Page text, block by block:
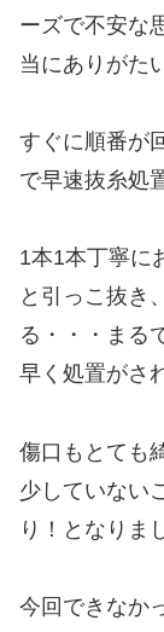
ーズで不安な
当にありがた
すぐに順番が
で早速抜糸処
1本1本丁寧に
と引っこ抜き
る・・・まる
早く処置がさ
傷口もとても
少していない
り！となりま
今回できなか